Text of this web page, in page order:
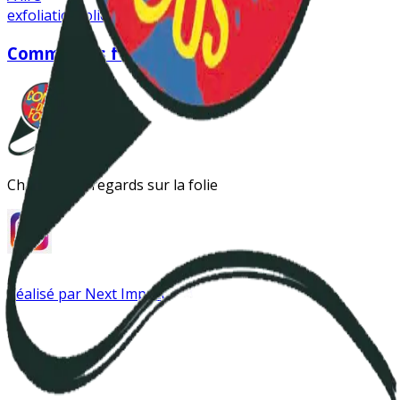
Instagram
exfoliation
foliefou
Comme des fous
Changer les regards sur la folie
Réalisé par Next Impact